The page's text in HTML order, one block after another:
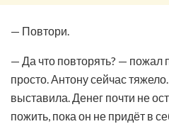
— Повтори.
— Да что повторять? — пожал
просто. Антону сейчас
выставила. Денег почти не
пожить, пока он не придёт в